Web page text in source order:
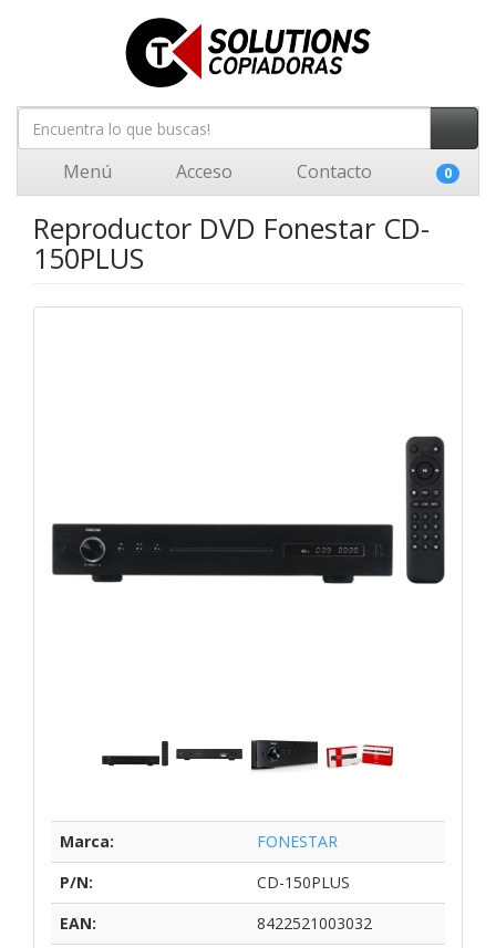
Menú Acceso Contacto 0
Reproductor DVD Fonestar CD-
150PLUS
Marca:
FONESTAR
P/N:
CD-150PLUS
EAN:
8422521003032